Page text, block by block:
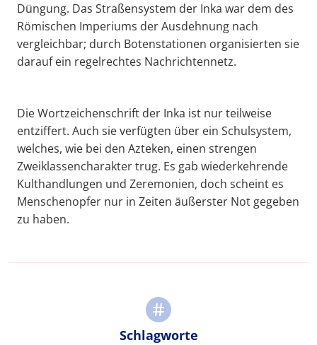
Düngung. Das Straßensystem der Inka war dem des
Römischen Imperiums der Ausdehnung nach
vergleichbar; durch Botenstationen organisierten sie
darauf ein regelrechtes Nachrichtennetz.
Die Wortzeichenschrift der Inka ist nur teilweise
entziffert. Auch sie verfügten über ein Schulsystem,
welches, wie bei den Azteken, einen strengen
Zweiklassencharakter trug. Es gab wiederkehrende
Kulthandlungen und Zeremonien, doch scheint es
Menschenopfer nur in Zeiten äußerster Not gegeben
zu haben.
Schlagworte